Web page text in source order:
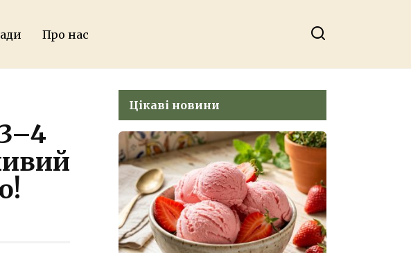
Про нас
Цікаві новини